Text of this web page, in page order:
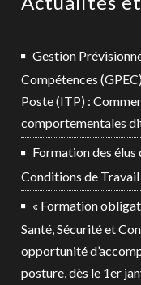
Gestion
Compétences
Poste (ITP) :
comportementales
Formation des élus
Conditions de Travail
« Formation
Santé, Sécurité et
opportunité
posture, dès le 1er